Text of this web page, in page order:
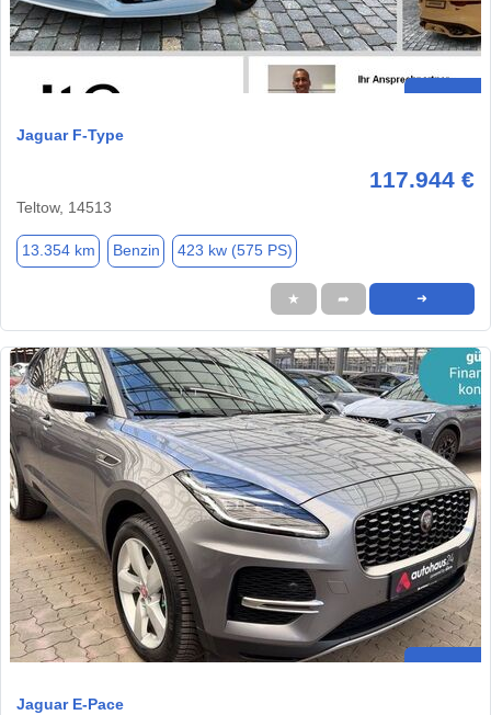
Jaguar F-Type
117.944 €
Teltow, 14513
13.354 km Benzin 423 kw (575 PS)
★ ➦ ➜
Jaguar E-Pace